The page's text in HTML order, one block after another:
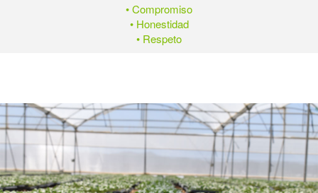
• Compromiso
• Honestidad
• Respeto